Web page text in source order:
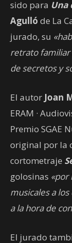
sido para Una
Agulló de La
jurado, su
retrato familiar
de secretos y
El autor Joan
ERAM ·
Premio SGAE
original por la
cortometraje
golosinas «por
musicales a
a la hora de
El jurado